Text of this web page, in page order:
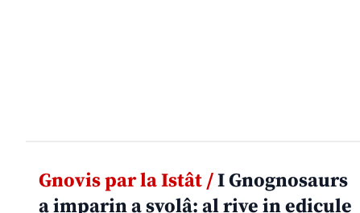
Gnovis par la Istât /I Gnognosaurs
a imparin a svolâ: al rive in edicule